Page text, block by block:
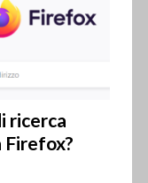
ricerca